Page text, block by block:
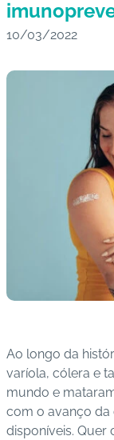
E
o
Pl
10/03/2022
Ao longo da
varíola, cólera e
mundo e
com o avanço da
disponíveis. Quer